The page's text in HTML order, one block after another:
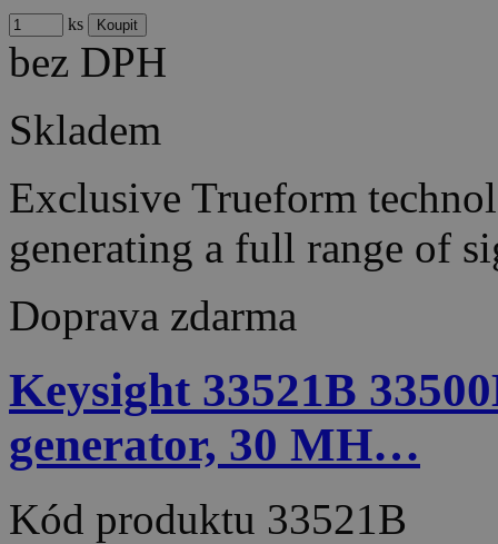
ks
bez DPH
Skladem
Exclusive Trueform
generating a full range of
Doprava zdarma
Keysight 33521B
generator, 30 MH…
Kód produktu 33521B